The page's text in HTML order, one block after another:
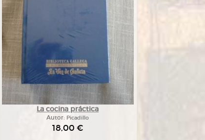
La cocina práctica
Autor: Picadillo
18,00 €